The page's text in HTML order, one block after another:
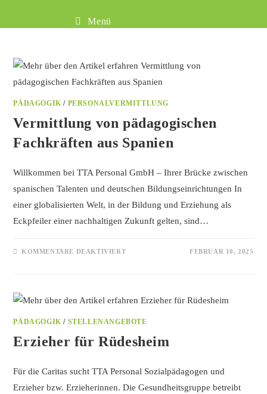
Menü
PÄDAGOGIK / PERSONALVERMITTLUNG
Vermittlung von pädagogischen
Fachkräften aus Spanien
Willkommen bei TTA Personal GmbH – Ihrer Brücke zwischen
spanischen Talenten und deutschen Bildungseinrichtungen In
einer globalisierten Welt, in der Bildung und Erziehung als
Eckpfeiler einer nachhaltigen Zukunft gelten, sind…
KOMMENTARE DEAKTIVIERT FEBRUAR 10, 2025
PÄDAGOGIK / STELLENANGEBOTE
Erzieher für Rüdesheim
Für die Caritas sucht TTA Personal Sozialpädagogen und
Erzieher bzw. Erzieherinnen. Die Gesundheitsgruppe betreibt